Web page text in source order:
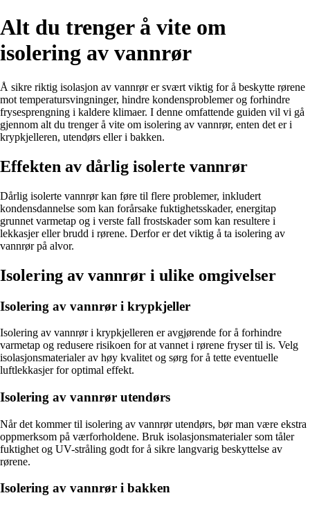
Alt du trenger å vite om
isolering av vannrør
Å sikre riktig isolasjon av vannrør er svært viktig for å beskytte rørene
mot temperatursvingninger, hindre kondensproblemer og forhindre
frysesprengning i kaldere klimaer. I denne omfattende guiden vil vi gå
gjennom alt du trenger å vite om isolering av vannrør, enten det er i
krypkjelleren, utendørs eller i bakken.
Effekten av dårlig isolerte vannrør
Dårlig isolerte vannrør kan føre til flere problemer, inkludert
kondensdannelse som kan forårsake fuktighetsskader, energitap
grunnet varmetap og i verste fall frostskader som kan resultere i
lekkasjer eller brudd i rørene. Derfor er det viktig å ta isolering av
vannrør på alvor.
Isolering av vannrør i ulike omgivelser
Isolering av vannrør i krypkjeller
Isolering av vannrør i krypkjelleren er avgjørende for å forhindre
varmetap og redusere risikoen for at vannet i rørene fryser til is. Velg
isolasjonsmaterialer av høy kvalitet og sørg for å tette eventuelle
luftlekkasjer for optimal effekt.
Isolering av vannrør utendørs
Når det kommer til isolering av vannrør utendørs, bør man være ekstra
oppmerksom på værforholdene. Bruk isolasjonsmaterialer som tåler
fuktighet og UV-stråling godt for å sikre langvarig beskyttelse av
rørene.
Isolering av vannrør i bakken